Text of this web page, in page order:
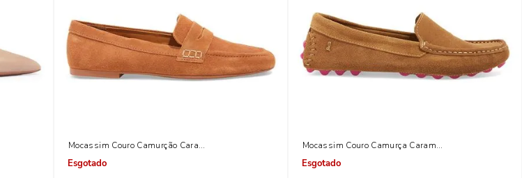
Mocassim Couro Camurção Caramelo
Indisponível
Mocassim Couro Camurça Caramelo
Indisponível